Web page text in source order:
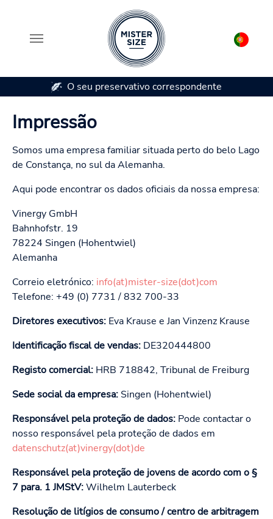
O seu preservativo correspondente
Impressão
Somos uma empresa familiar situada perto do belo Lago
de Constança, no sul da Alemanha.
Aqui pode encontrar os dados oficiais da nossa empresa:
Vinergy GmbH
Bahnhofstr. 19
78224 Singen (Hohentwiel)
Alemanha
Correio eletrónico: info(at)mister-size(dot)com
Telefone: +49 (0) 7731 / 832 700-33
Diretores executivos: Eva Krause e Jan Vinzenz Krause
Identificação fiscal de vendas: DE320444800
Registo comercial: HRB 718842, Tribunal de Freiburg
Sede social da empresa: Singen (Hohentwiel)
Responsável pela proteção de dados: Pode contactar o
nosso responsável pela proteção de dados em
datenschutz(at)vinergy(dot)de
Responsável pela proteção de jovens de acordo com o §
7 para. 1 JMStV:Wilhelm Lauterbeck
Resolução de litígios de consumo / centro de arbitragem